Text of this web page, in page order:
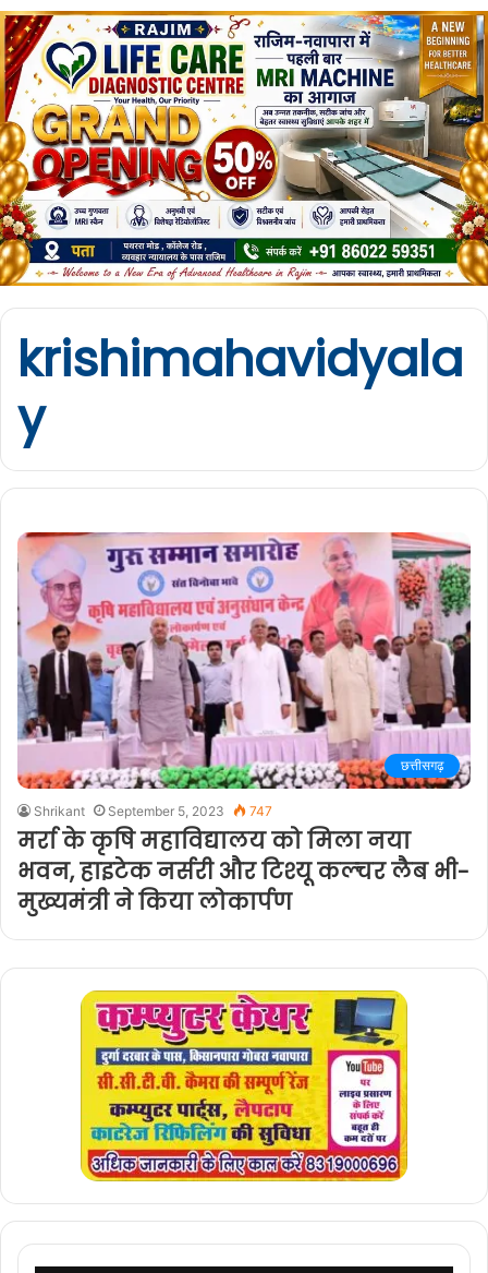
krishimahavidyala
y
छत्तीसगढ़
Shrikant September 5, 2023 747
मर्रा के कृषि महाविद्यालय को मिला नया
भवन, हाइटेक नर्सरी और टिश्यू कल्चर लैब भी-
मुख्यमंत्री ने किया लोकार्पण